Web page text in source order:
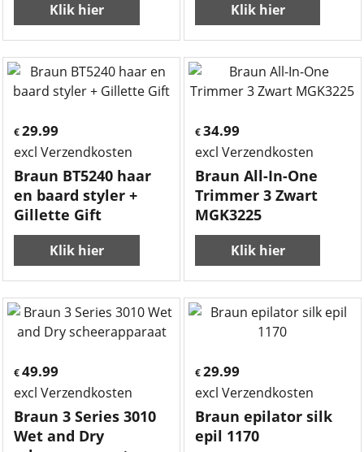
Klik hier Klik hier
€ 29.99
excl Verzendkosten
Braun BT5240 haar
en baard styler +
Gillette Gift
Klik hier
€34.99
excl Verzendkosten
Braun All-In-One
Trimmer 3 Zwart
MGK3225
Klik hier
€ 49.99
excl Verzendkosten
Braun 3 Series 3010
Wet and Dry
€29.99
excl Verzendkosten
Braun epilator silk
epil 1170